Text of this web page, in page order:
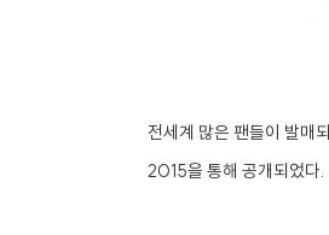
전세계 많은 팬들이 발매
2015을 통해 공개되었다.